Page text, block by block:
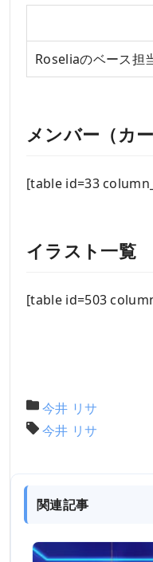
Roseliaのベース担
メンバー（カ
[table id=33
イラスト一覧
[table id=503
今井 リサ
今井 リサ
関連記事